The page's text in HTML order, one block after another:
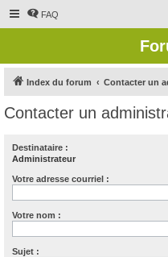
FAQ
Index du forum Contacter un
Contacter un
Destinataire :
Administrateur
Votre adresse courriel :
Votre nom :
Sujet :